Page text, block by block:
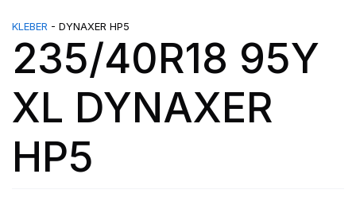
KLEBER - DYNAXER HP5
235/40R18 95Y
XL DYNAXER
HP5